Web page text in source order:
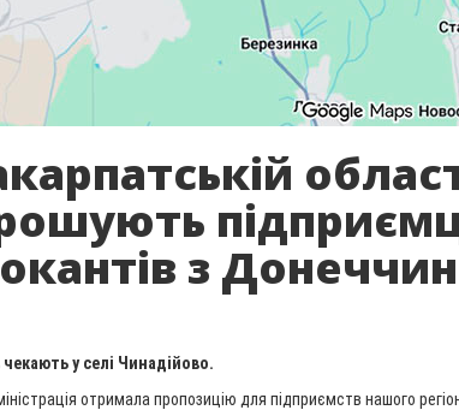
з
чекають у селі Чинадійово.
отримала пропозицію для підприємств нашого